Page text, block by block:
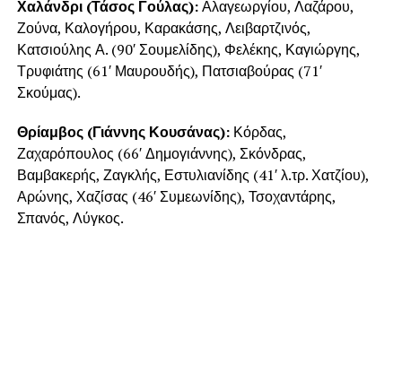
Χαλάνδρι (Τάσος Γούλας):Αλαγεωργίου, Λαζάρου,
Ζούνα, Καλογήρου, Καρακάσης, Λειβαρτζινός,
Κατσιούλης Α. (90′ Σουμελίδης), Φελέκης, Καγιώργης,
Τρυφιάτης (61′ Μαυρουδής), Πατσιαβούρας (71′
Σκούμας).
Θρίαμβος (Γιάννης Κουσάνας):Κόρδας,
Ζαχαρόπουλος (66′ Δημογιάννης), Σκόνδρας,
Βαμβακερής, Ζαγκλής, Εστυλιανίδης (41′ λ.τρ. Χατζίου),
Αρώνης, Χαζίσας (46′ Συμεωνίδης), Τσοχαντάρης,
Σπανός, Λύγκος.